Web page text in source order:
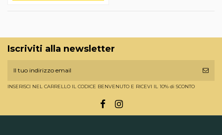
Iscriviti alla newsletter
INSERISCI NEL CARRELLO IL CODICE BENVENUTO E RICEVI IL 10% di SCONTO